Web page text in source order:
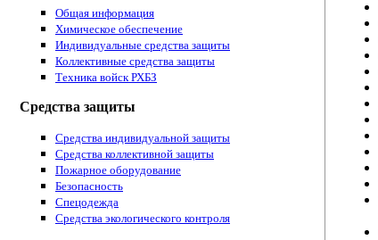
Общая информация
Химическое обеспечение
Индивидуальные средства защиты
Коллективные средства защиты
Техника войск РХБЗ
Средства защиты
Средства индивидуальной защиты
Средства коллективной защиты
Пожарное оборудование
Безопасность
Спецодежда
Cредства экологического контроля